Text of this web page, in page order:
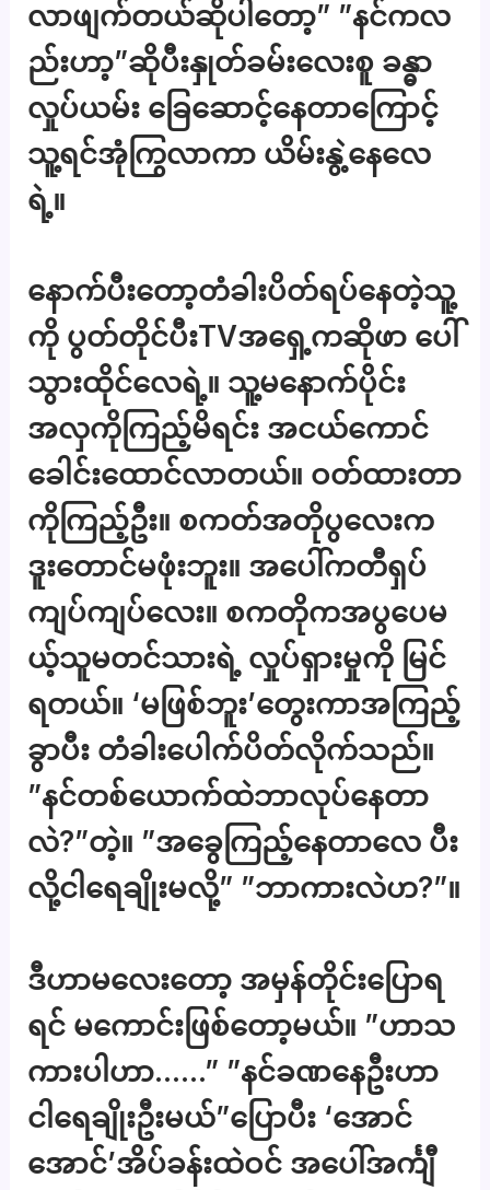
လာဖျက်တယ်ဆိုပါတော့” ”နင်ကလ
ည်းဟာ့”ဆိုပီးနှုတ်ခမ်းလေးစူ ခန္ဓာ
လှုပ်ယမ်း ခြေဆောင့်နေတာကြောင့်
သူ့ရင်အုံကြွလာကာ ယိမ်းနွဲ့နေလေ
ရဲ့။
နောက်ပီးတော့တံခါးပိတ်ရပ်နေတဲ့သူ့
ကို ပွတ်တိုင်ပီးTVအရှေ့ကဆိုဖာ ပေါ်
သွားထိုင်လေရဲ့။ သူ့မနောက်ပိုင်း
အလှကိုကြည့်မိရင်း အငယ်ကောင်
ခေါင်းထောင်လာတယ်။ ဝတ်ထားတာ
ကိုကြည့်ဦး။ စကတ်အတိုပွလေးက
ဒူးတောင်မဖုံးဘူး။ အပေါ်ကတီရှပ်
ကျပ်ကျပ်လေး။ စကတိုကအပွပေမ
ယ့်သူမတင်သားရဲ့ လှုပ်ရှားမှုကို မြင်
ရတယ်။ ‘မဖြစ်ဘူး’တွေးကာအကြည့်
ခွာပီး တံခါးပေါက်ပိတ်လိုက်သည်။
”နင်တစ်ယောက်ထဲဘာလုပ်နေတာ
လဲ?”တဲ့။ ”အခွေကြည့်နေတာလေ ပီး
လို့ငါရေချိုးမလို့” ”ဘာကားလဲဟ?”။
ဒီဟာမလေးတော့ အမှန်တိုင်းပြောရ
ရင် မကောင်းဖြစ်တော့မယ်။ ”ဟာသ
ကားပါဟာ……” ”နင်ခဏနေဦးဟာ
ငါရေချိုးဦးမယ်”ပြောပီး ‘အောင်
အောင်’အိပ်ခန်းထဲဝင် အပေါ်အင်္ကျီ